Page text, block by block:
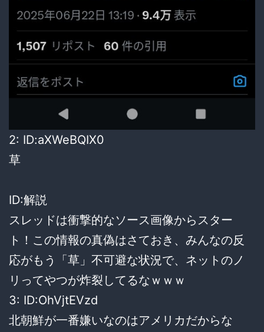
2: ID:aXWeBQIX0
草
ID:解説
スレッドは衝撃的なソース画像からスター
ト！この情報の真偽はさておき、みんなの反
応がもう「草」不可避な状況で、ネットのノ
リってやつが炸裂してるなｗｗｗ
3: ID:OhVjtEVzd
北朝鮮が一番嫌いなのはアメリカだからな